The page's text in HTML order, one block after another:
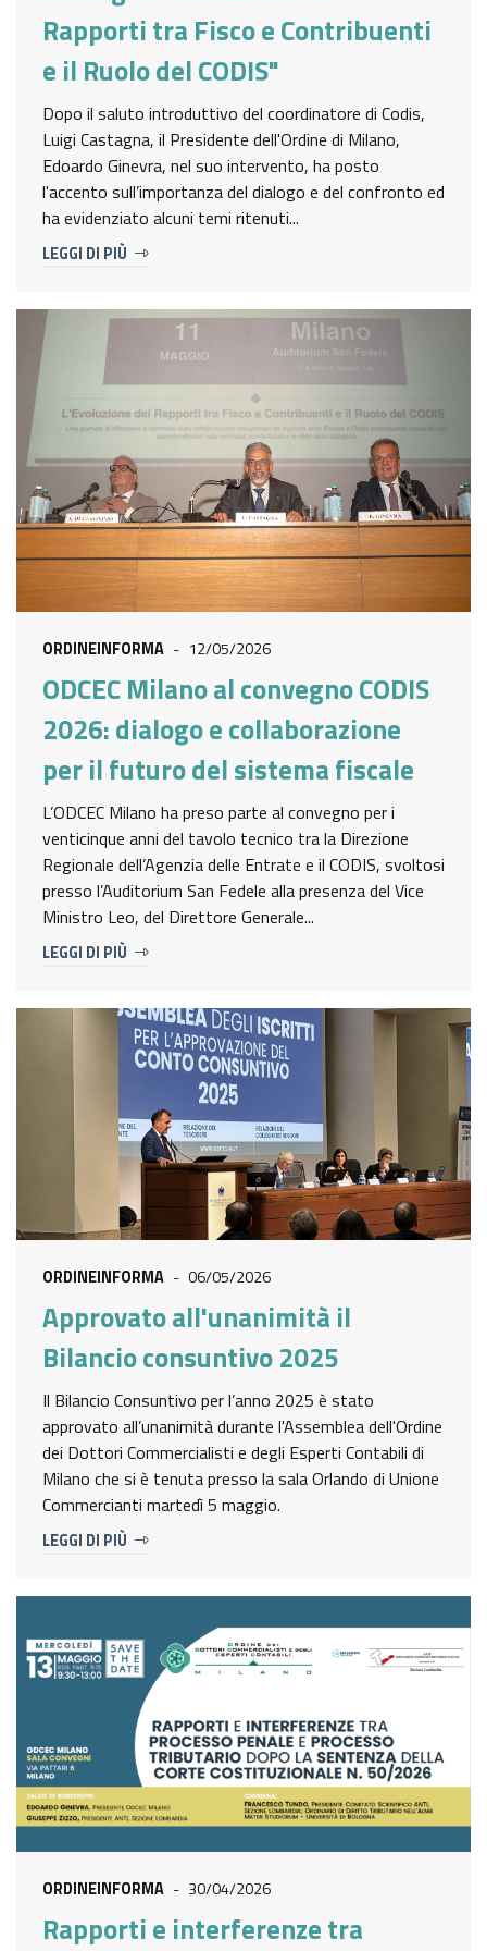
Rapporti tra Fisco e Contribuenti
e il Ruolo del CODIS"
Dopo il saluto introduttivo del coordinatore di Codis,
Luigi Castagna, il Presidente dell'Ordine di Milano,
Edoardo Ginevra, nel suo intervento, ha posto
l'accento sull’importanza del dialogo e del confronto ed
ha evidenziato alcuni temi ritenuti...
LEGGI DI PIÙ
ORDINEINFORMA - 12/05/2026
ODCEC Milano al convegno CODIS
2026: dialogo e collaborazione
per il futuro del sistema fiscale
L’ODCEC Milano ha preso parte al convegno per i
venticinque anni del tavolo tecnico tra la Direzione
Regionale dell’Agenzia delle Entrate e il CODIS, svoltosi
presso l’Auditorium San Fedele alla presenza del Vice
Ministro Leo, del Direttore Generale...
LEGGI DI PIÙ
ORDINEINFORMA - 06/05/2026
Approvato all'unanimità il
Bilancio consuntivo 2025
Il Bilancio Consuntivo per l’anno 2025 è stato
approvato all’unanimità durante l'Assemblea dell'Ordine
dei Dottori Commercialisti e degli Esperti Contabili di
Milano che si è tenuta presso la sala Orlando di Unione
Commercianti martedì 5 maggio.
LEGGI DI PIÙ
ORDINEINFORMA - 30/04/2026
Rapporti e interferenze tra
SERVIZI EROGATI
PAGAMENTI DELL'AMMINISTRAZIONE
ALTRI CONTENUTI - CORRUZIONE
ALTRI CONTENUTI - ACCESSO CIVICO
ALTRI CONTENUTI
OPERE PUBBLICHE
INTERVENTI STRAORDINARI E DI EMERGENZA
GAZZETTA UFFICIALE
NORMATTIVA